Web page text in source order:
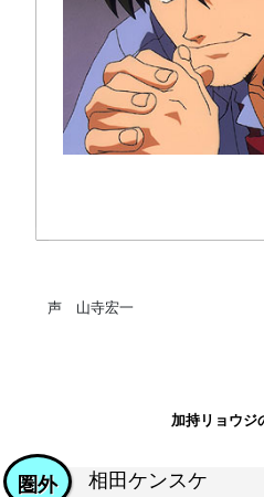
声 山寺宏一
加持リョウジ
相田ケンスケ
圏外